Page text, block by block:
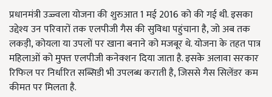
प्रधानमंत्री उज्ज्वला योजना की शुरुआत 1 मई 2016 को की गई थी. इसका
उद्देश्य उन परिवारों तक एलपीजी गैस की सुविधा पहुंचाना है, जो अब तक
लकड़ी, कोयला या उपलों पर खाना बनाने को मजबूर थे. योजना के तहत पात्र
महिलाओं को मुफ्त एलपीजी कनेक्शन दिया जाता है. इसके अलावा सरकार
रिफिल पर निर्धारित सब्सिडी भी उपलब्ध कराती है, जिससे गैस सिलेंडर कम
कीमत पर मिलता है.